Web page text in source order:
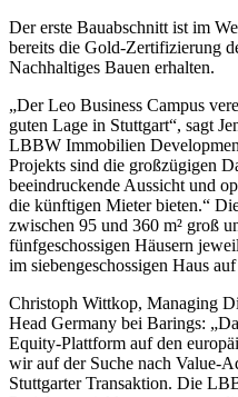
Der erste Bauabschnitt ist im
bereits die Gold-Zertifizierung
Nachhaltiges Bauen erhalten.
„Der Leo Business Campus
guten Lage in Stuttgart“, sagt
LBBW Immobilien
Projekts sind die großzügigen
beeindruckende Aussicht und
die künftigen Mieter bieten.“
zwischen 95 und 360 m² groß
fünfgeschossigen Häusern
im siebengeschossigen Haus
Christoph Wittkop, Managing
Head Germany bei Barings:
Equity-Plattform auf den
wir auf der Suche nach Value-
Stuttgarter Transaktion. Die